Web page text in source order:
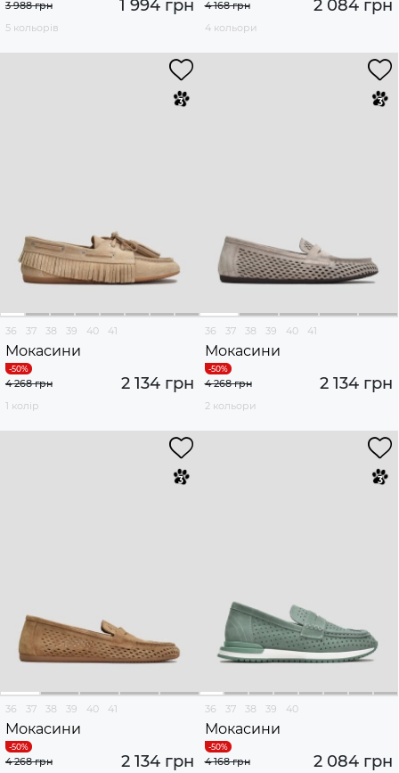
1 994 грн
3 988 грн
5 кольорів
2 084 грн
4 168 грн
4 кольори
36 37 38 39 40 41
Мокасини
2 134 грн
4 268 грн
1 колір
36 37 38 39 40 41
Мокасини
2 134 грн
4 268 грн
2 кольори
36 37 38 39 40 41
Мокасини
2 134 грн
4 268 грн
36 37 38 39 40
Мокасини
2 084 грн
4 168 грн